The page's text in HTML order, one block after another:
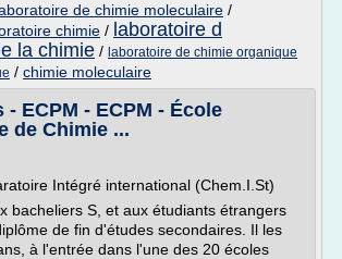
de chimie moleculaire /
chimie / laboratoire d
la chimie / laboratoire de chimie organique
/ chimie moleculaire
ECPM - ECPM - École
de Chimie ...
Intégré international (Chem.I.St)
bacheliers S, et aux étudiants étrangers
de fin d'études secondaires. Il les
à l'entrée dans l'une des 20 écoles